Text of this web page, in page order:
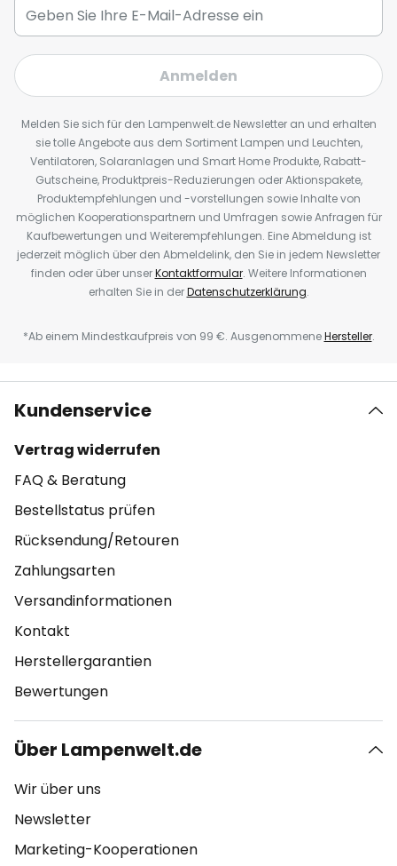
Anmelden
Melden Sie sich für den Lampenwelt.de Newsletter an und erhalten
sie tolle Angebote aus dem Sortiment Lampen und Leuchten,
Ventilatoren, Solaranlagen und Smart Home Produkte, Rabatt-
Gutscheine, Produktpreis-Reduzierungen oder Aktionspakete,
Produktempfehlungen und -vorstellungen sowie Inhalte von
möglichen Kooperationspartnern und Umfragen sowie Anfragen für
Kaufbewertungen und Weiterempfehlungen. Eine Abmeldung ist
jederzeit möglich über den Abmeldelink, den Sie in jedem Newsletter
finden oder über unserKontaktformular. Weitere Informationen
erhalten Sie in derDatenschutzerklärung.
*Ab einem Mindestkaufpreis von 99 €. AusgenommeneHersteller.
Kundenservice
Vertrag widerrufen
FAQ & Beratung
Bestellstatus prüfen
Rücksendung/Retouren
Zahlungsarten
Versandinformationen
Kontakt
Herstellergarantien
Bewertungen
Über Lampenwelt.de
Wir über uns
Newsletter
Marketing-Kooperationen